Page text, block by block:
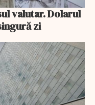
valutar. Dolarul
zi